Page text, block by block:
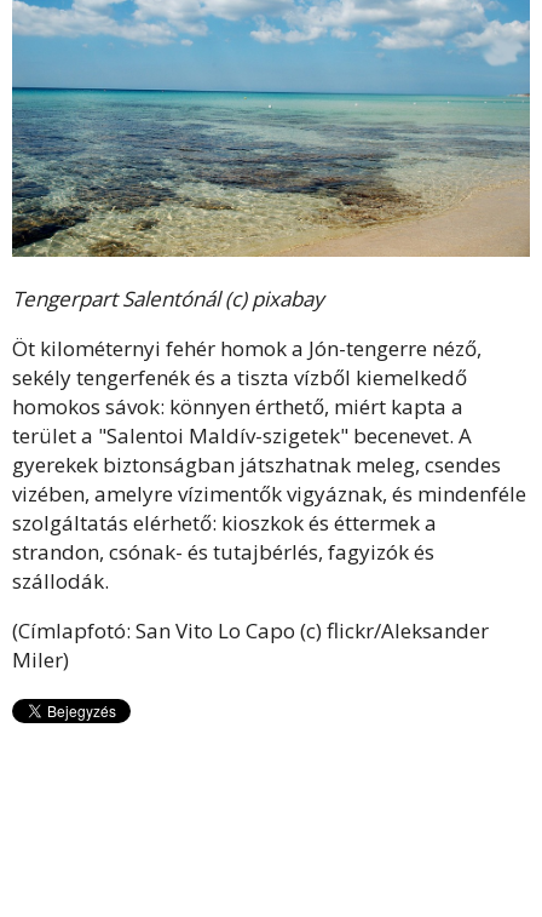
Tengerpart Salentónál (c) pixabay
Öt kilométernyi fehér homok a Jón-tengerre néző,
sekély tengerfenék és a tiszta vízből kiemelkedő
homokos sávok: könnyen érthető, miért kapta a
terület a "Salentoi Maldív-szigetek" becenevet. A
gyerekek biztonságban játszhatnak meleg, csendes
vizében, amelyre vízimentők vigyáznak, és mindenféle
szolgáltatás elérhető: kioszkok és éttermek a
strandon, csónak- és tutajbérlés, fagyizók és
szállodák.
(Címlapfotó: San Vito Lo Capo (c) flickr/Aleksander
Miler)